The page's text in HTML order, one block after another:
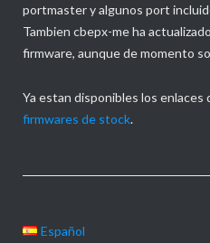
portmaster y algunos port
Tambien cbepx-me ha
firmware, aunque de momento
Ya estan disponibles los
firmwares de stock.
Español